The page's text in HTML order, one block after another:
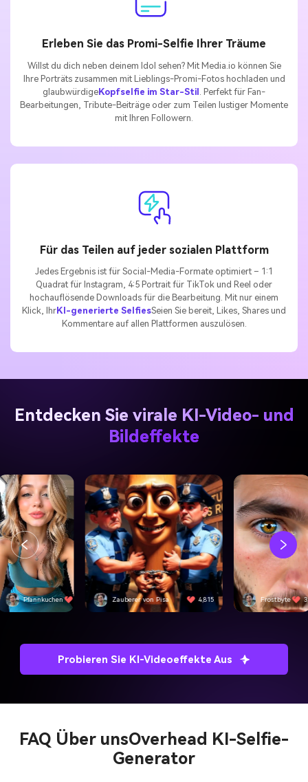
Erleben Sie das Promi-Selfie Ihrer Träume
Willst du dich neben deinem Idol sehen? Mit Media.io können Sie
Ihre Porträts zusammen mit Lieblings-Promi-Fotos hochladen und
glaubwürdigeKopfselfie im Star-Stil
. Perfekt für Fan-
Bearbeitungen, Tribute-Beiträge oder zum Teilen lustiger Momente
mit Ihren Followern.
Für das Teilen auf jeder sozialen Plattform
Jedes Ergebnis ist für Social-Media-Formate optimiert – 1:1
Quadrat für Instagram, 4:5 Portrait für TikTok und Reel oder
hochauflösende Downloads für die Bearbeitung. Mit nur einem
Klick, IhrKI-generierte SelfiesSeien Sie bereit, Likes, Shares und
Kommentare auf allen Plattformen auszulösen.
Entdecken Sie virale KI-Video- und
Bildeffekte
von Pisa 4,815 Frostbyte 3,092 SwiftEdge
Probieren Sie KI-Videoeffekte Aus
FAQ Über unsOverhead KI-Selfie-
Generator